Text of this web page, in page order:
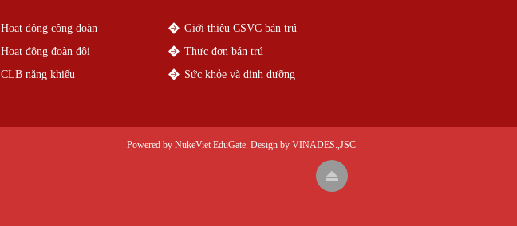
Hoạt động công đoàn
Hoạt động đoàn đội
CLB năng khiếu
Giới thiệu CSVC bán trú
Thực đơn bán trú
Sức khỏe và dinh dưỡng
Powered by NukeViet EduGate. Design by VINADES.,JSC